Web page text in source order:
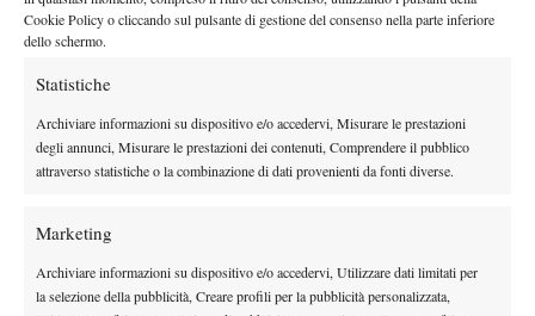
Cookie Policy o cliccando sul pulsante di gestione del consenso nella parte inferiore
dello schermo.
Statistiche
Archiviare informazioni su dispositivo e/o accedervi, Misurare le prestazioni
degli annunci, Misurare le prestazioni dei contenuti, Comprendere il pubblico
attraverso statistiche o la combinazione di dati provenienti da fonti diverse.
Marketing
Archiviare informazioni su dispositivo e/o accedervi, Utilizzare dati limitati per
la selezione della pubblicità, Creare profili per la pubblicità personalizzata,
Giovanni Mpetshi Perricard 88,97%
Novak Djokovic 88,67%
Reilly Opelka 88,50%
(in termini percentuali)
Alex de Minaur 28,80%
Francisco Cerundolo 28,67%
Sebastian Baez 28,54%